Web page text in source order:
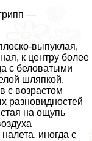
—
выпуклая,
к центру более
с беловатыми
шляпкой.
с возрастом
разновидностей
на ощупь
иногда с